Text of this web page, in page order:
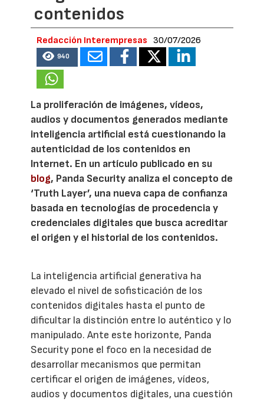
contenidos
Redacción Interempresas 30/07/2026
940
La proliferación de imágenes, vídeos,
audios y documentos generados mediante
inteligencia artificial está cuestionando la
autenticidad de los contenidos en
Internet. En un artículo publicado en su
blog, Panda Security analiza el concepto de
‘Truth Layer’, una nueva capa de confianza
basada en tecnologías de procedencia y
credenciales digitales que busca acreditar
el origen y el historial de los contenidos.
La inteligencia artificial generativa ha
elevado el nivel de sofisticación de los
contenidos digitales hasta el punto de
dificultar la distinción entre lo auténtico y lo
manipulado. Ante este horizonte, Panda
Security pone el foco en la necesidad de
desarrollar mecanismos que permitan
certificar el origen de imágenes, vídeos,
audios y documentos digitales, una cuestión